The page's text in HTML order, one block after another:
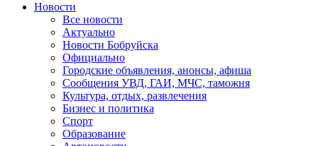
Новости
Все новости
Актуально
Новости Бобруйска
Официально
Городские объявления, анонсы, афиша
Сообщения УВД, ГАИ, МЧС, таможня
Культура, отдых, развлечения
Бизнес и политика
Спорт
Образование